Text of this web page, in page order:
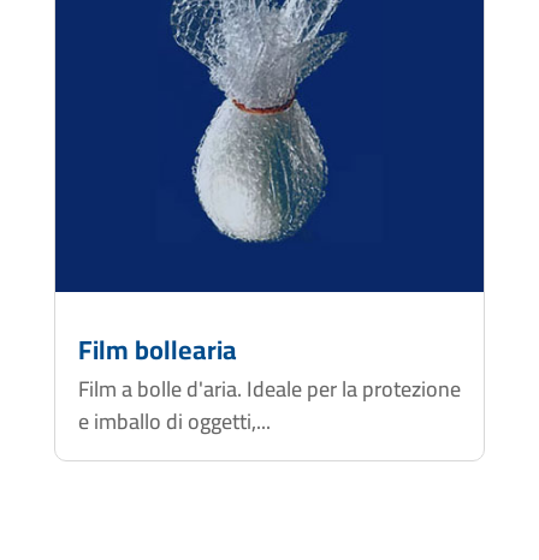
Film bollearia
Film a bolle d'aria. Ideale per la protezione
e imballo di oggetti,...